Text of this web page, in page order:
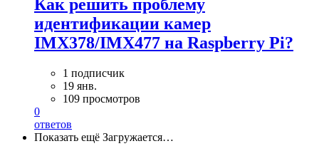
Как решить проблему
идентификации камер
IMX378/IMX477 на Raspberry Pi?
1 подписчик
19 янв.
109 просмотров
0
ответов
Показать ещё Загружается…